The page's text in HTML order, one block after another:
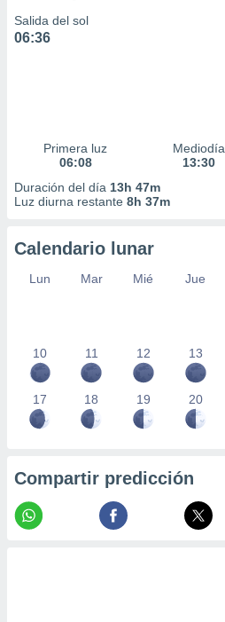
Salida del sol
06:36
Primera luz
06:08
Mediodía
13:30
Duración del día 13h 47m
Luz diurna restante 8h 37m
Calendario lunar
Lun Mar Mié Jue
10 11 12 13
17 18 19 20
Compartir predicción